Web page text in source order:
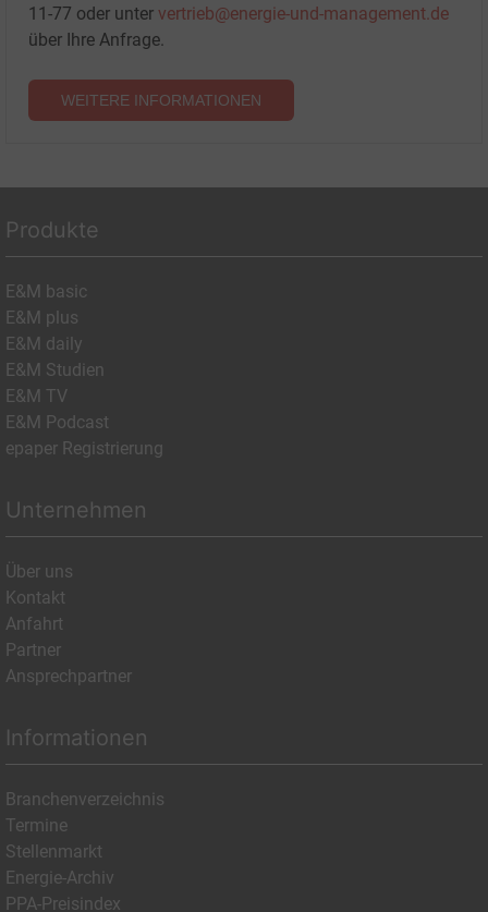
11-77 oder unter vertrieb@energie-und-management.de
über Ihre Anfrage.
WEITERE INFORMATIONEN
Produkte
E&M basic
E&M plus
E&M daily
E&M Studien
E&M TV
E&M Podcast
epaper Registrierung
Unternehmen
Über uns
Kontakt
Anfahrt
Partner
Ansprechpartner
Informationen
Branchenverzeichnis
Termine
Stellenmarkt
Energie-Archiv
PPA-Preisindex